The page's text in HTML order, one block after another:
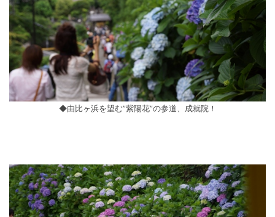
◆由比ヶ浜を望む”紫陽花”の参道、成就院！